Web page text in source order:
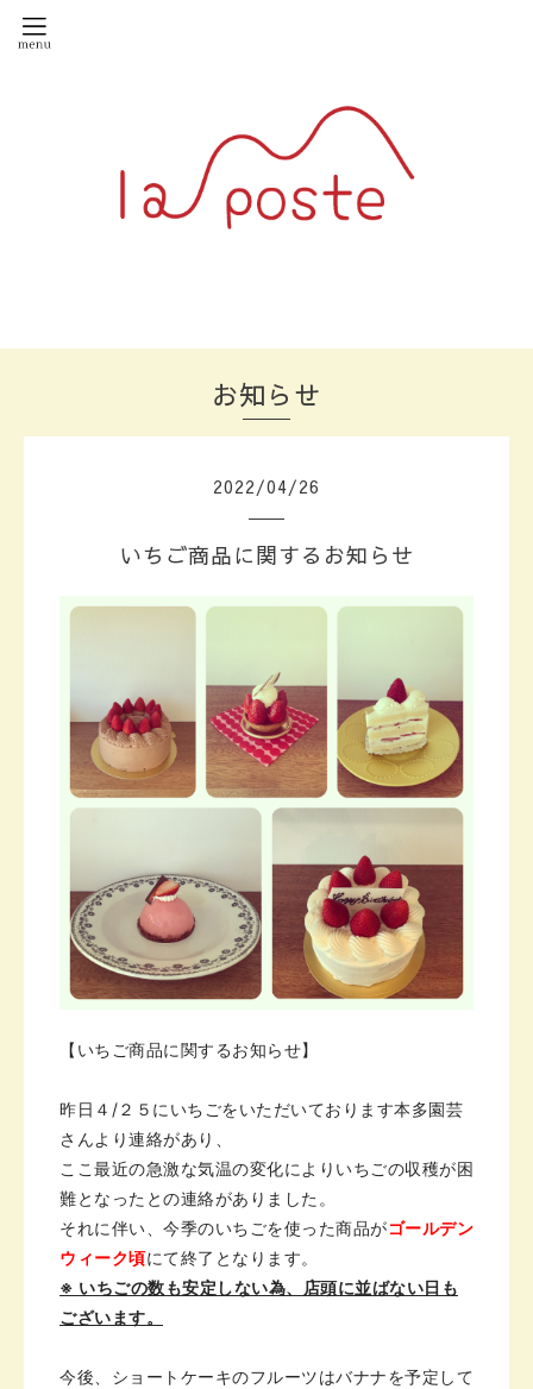
お知らせ
2022/04/26
いちご商品に関するお知らせ
【いちご商品に関するお知らせ】
昨日４/２５にいちごをいただいております本多園芸
さんより連絡があり、
ここ最近の急激な気温の変化により いちごの収穫が困
難となった との連絡がありました。
それに伴い、 今季のいちごを使った商品がゴールデン
ウィーク頃にて終了となります。
※ いちごの数も安定しない為、店頭に並ばない日も
ございます。
今後、ショートケーキのフルーツはバナナを予定して